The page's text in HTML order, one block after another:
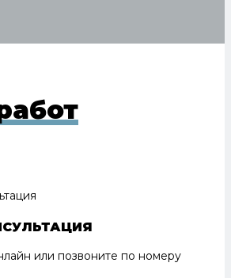
или позвоните по номеру